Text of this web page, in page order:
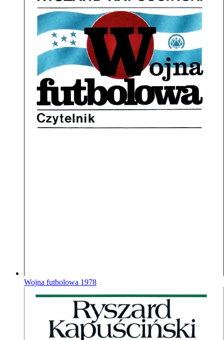
Wojna futbolowa 1978